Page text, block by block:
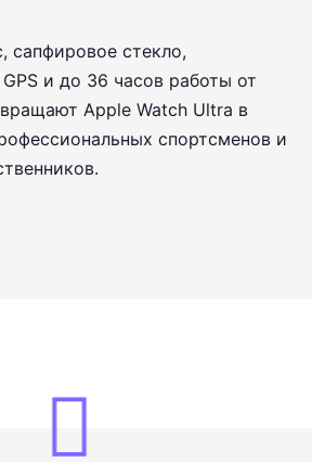
сапфировое стекло,
и до 36 часов работы от
Apple Watch Ultra в
спортсменов и